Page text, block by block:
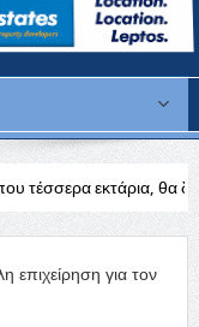
θα διερευνηθούν τα